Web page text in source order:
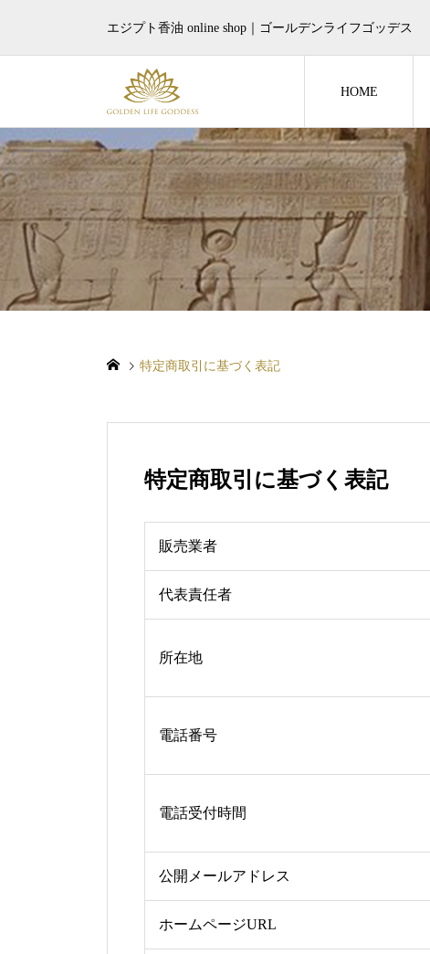
エジプト香油 online shop｜ゴールデンライフゴッデス
HOME
特定商取引に基づく表記
特定商取引に基づく表記
販売業者
代表責任者
所在地
電話番号
電話受付時間
公開メールアドレス
ホームページURL